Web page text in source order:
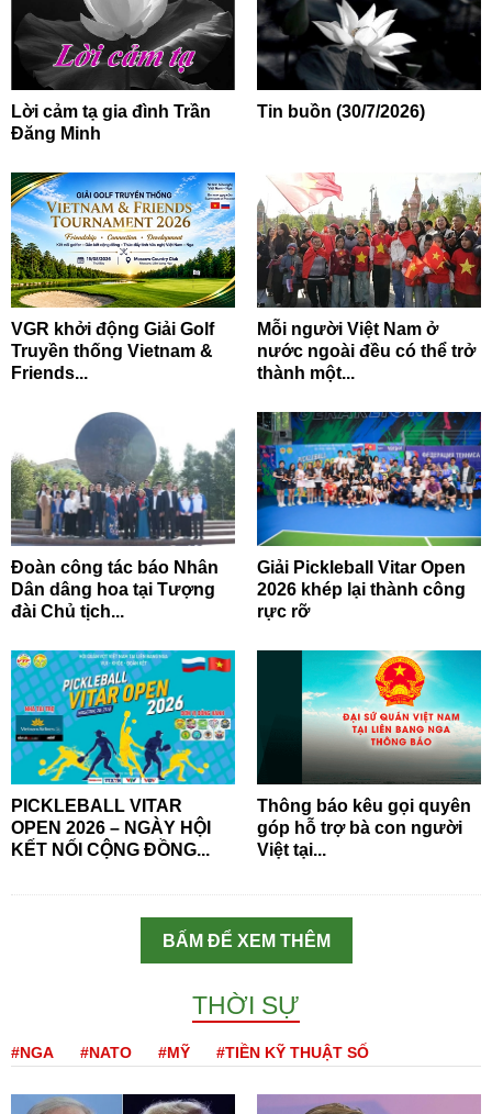
Lời cảm tạ gia đình Trần
Đăng Minh
Tin buồn (30/7/2026)
VGR khởi động Giải Golf
Truyền thống Vietnam &
Friends...
Mỗi người Việt Nam ở
nước ngoài đều có thể trở
thành một...
Đoàn công tác báo Nhân
Dân dâng hoa tại Tượng
đài Chủ tịch...
Giải Pickleball Vitar Open
2026 khép lại thành công
rực rỡ
PICKLEBALL VITAR
OPEN 2026 – NGÀY HỘI
KẾT NỐI CỘNG ĐỒNG...
Thông báo kêu gọi quyên
góp hỗ trợ bà con người
Việt tại...
BẤM ĐỂ XEM THÊM
THỜI SỰ
#NGA #NATO #MỸ #TIỀN KỸ THUẬT SỐ